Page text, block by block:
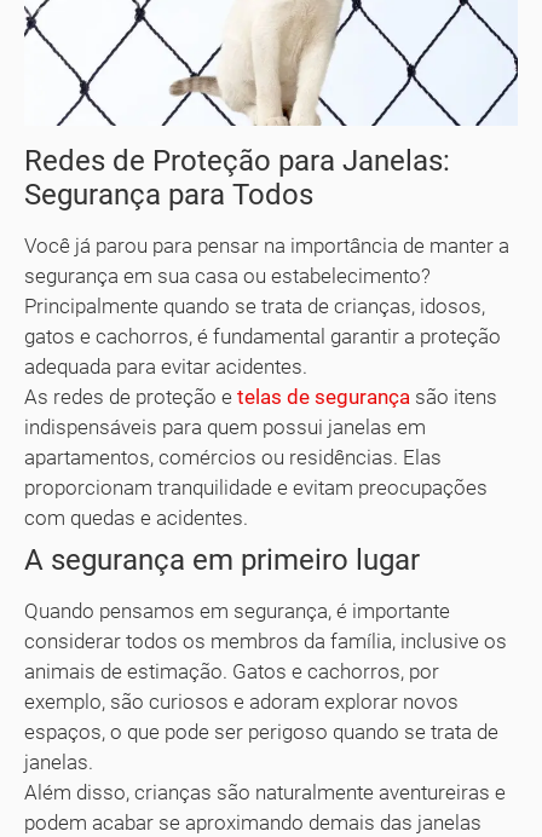
Redes de Proteção para Janelas:
Segurança para Todos
Você já parou para pensar na importância de manter a
segurança em sua casa ou estabelecimento?
Principalmente quando se trata de crianças, idosos,
gatos e cachorros, é fundamental garantir a proteção
adequada para evitar acidentes.
As redes de proteção e telas de segurança são itens
indispensáveis para quem possui janelas em
apartamentos, comércios ou residências. Elas
proporcionam tranquilidade e evitam preocupações
com quedas e acidentes.
A segurança em primeiro lugar
Quando pensamos em segurança, é importante
considerar todos os membros da família, inclusive os
animais de estimação. Gatos e cachorros, por
exemplo, são curiosos e adoram explorar novos
espaços, o que pode ser perigoso quando se trata de
janelas.
Além disso, crianças são naturalmente aventureiras e
podem acabar se aproximando demais das janelas